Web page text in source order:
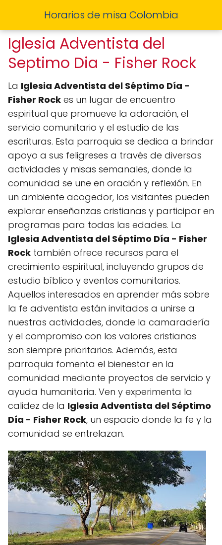
Horarios de misa Colombia
Iglesia Adventista del
Septimo Dia - Fisher Rock
La Iglesia Adventista del Séptimo Día -
Fisher Rock es un lugar de encuentro
espiritual que promueve la adoración, el
servicio comunitario y el estudio de las
escrituras. Esta parroquia se dedica a brindar
apoyo a sus feligreses a través de diversas
actividades y misas semanales, donde la
comunidad se une en oración y reflexión. En
un ambiente acogedor, los visitantes pueden
explorar enseñanzas cristianas y participar en
programas para todas las edades. La
Iglesia Adventista del Séptimo Día - Fisher
Rock también ofrece recursos para el
crecimiento espiritual, incluyendo grupos de
estudio bíblico y eventos comunitarios.
Aquellos interesados en aprender más sobre
la fe adventista están invitados a unirse a
nuestras actividades, donde la camaradería
y el compromiso con los valores cristianos
son siempre prioritarios. Además, esta
parroquia fomenta el bienestar en la
comunidad mediante proyectos de servicio y
ayuda humanitaria. Ven y experimenta la
calidez de la Iglesia Adventista del Séptimo
Día - Fisher Rock, un espacio donde la fe y la
comunidad se entrelazan.